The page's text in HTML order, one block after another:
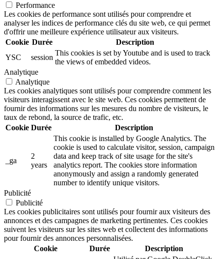
Performance
Les cookies de performance sont utilisés pour comprendre et
analyser les indices de performance clés du site web, ce qui permet
d'offrir une meilleure expérience utilisateur aux visiteurs.
Cookie Durée
Description
YSC
session
This cookies is set by Youtube and is used to track
the views of embedded videos.
Analytique
Analytique
Les cookies analytiques sont utilisés pour comprendre comment les
visiteurs interagissent avec le site web. Ces cookies permettent de
fournir des informations sur les mesures du nombre de visiteurs, le
taux de rebond, la source de trafic, etc.
Cookie Durée Description
_ga
2
years
This cookie is installed by Google Analytics. The
cookie is used to calculate visitor, session, campaign
data and keep track of site usage for the site's
analytics report. The cookies store information
anonymously and assign a randomly generated
number to identify unique visitors.
Publicité
Publicité
Les cookies publicitaires sont utilisés pour fournir aux visiteurs des
annonces et des campagnes de marketing pertinentes. Ces cookies
suivent les visiteurs sur les sites web et collectent des informations
pour fournir des annonces personnalisées.
Cookie
Durée Description